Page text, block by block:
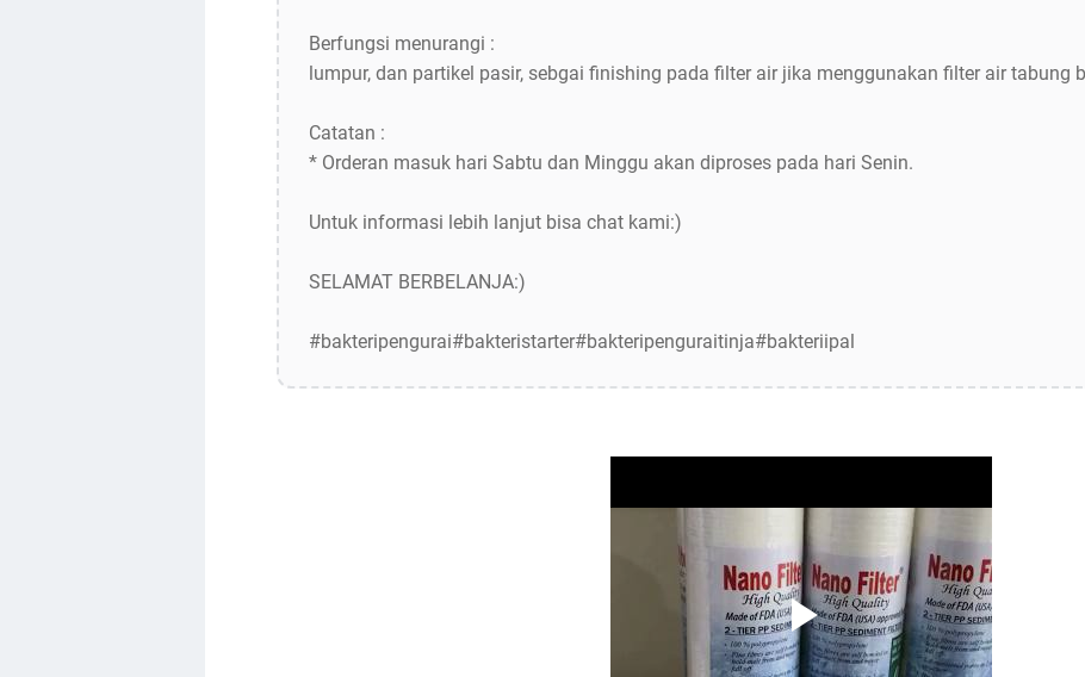
Berfungsi menurangi :
lumpur, dan partikel pasir, sebgai finishing pada filter air jika menggunakan filter air tabung
Catatan :
* Orderan masuk hari Sabtu dan Minggu akan diproses pada hari Senin.
Untuk informasi lebih lanjut bisa chat kami:)
SELAMAT BERBELANJA:)
#bakteripengurai#bakteristarter#bakteripenguraitinja#bakteriipal